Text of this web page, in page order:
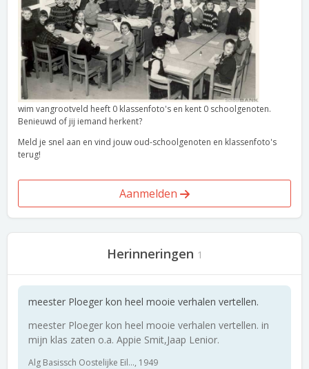
wim vangrootveld heeft 0 klassenfoto's en kent 0 schoolgenoten.
Benieuwd of jij iemand herkent?
Meld je snel aan en vind jouw oud-schoolgenoten en klassenfoto's
terug!
Aanmelden
Herinneringen 1
meester Ploeger kon heel mooie verhalen vertellen.
meester Ploeger kon heel mooie verhalen vertellen. in
mijn klas zaten o.a. Appie Smit,Jaap Lenior.
Alg Basissch Oostelijke Eil..., 1949